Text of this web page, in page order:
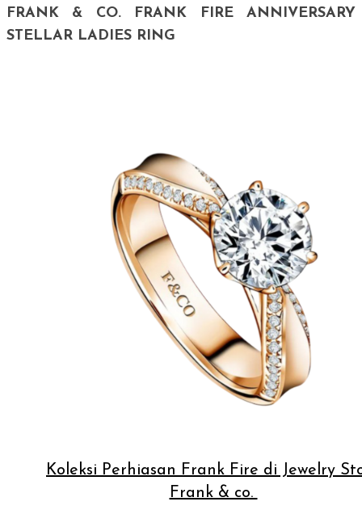
FRANK & CO. FRANK FIRE ANNIVERSARY
STELLAR LADIES RING
Koleksi Perhiasan Frank Fire di Jewelry
Frank & co.